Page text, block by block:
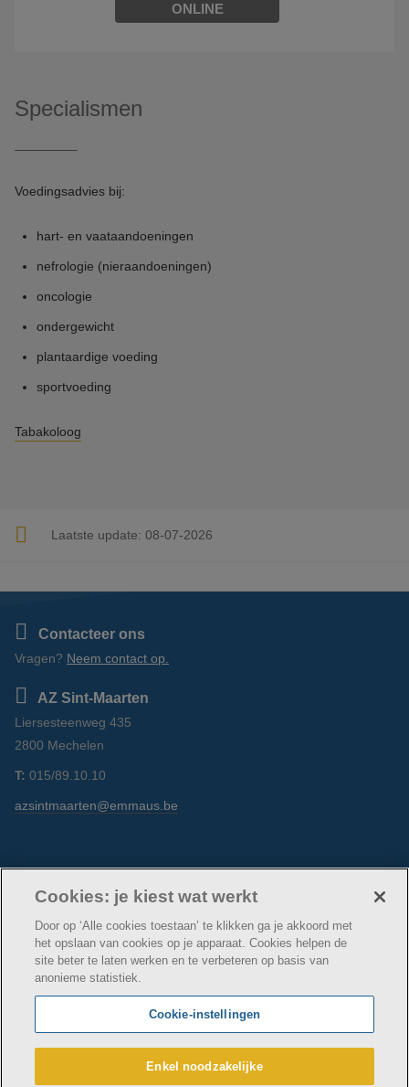
ONLINE
Specialismen
Voedingsadvies bij:
hart- en vaataandoeningen
nefrologie (nieraandoeningen)
oncologie
ondergewicht
plantaardige voeding
sportvoeding
Tabakoloog
Laatste update: 08-07-2026
Contacteer ons
Vragen? Neem contact op.
AZ Sint-Maarten
Liersesteenweg 435
2800 Mechelen
T: 015/89.10.10
azsintmaarten@emmaus.be
© AZ Sint-Maarten
Cookie verklaring
Privacybeleid
Webtoegankelijkheidsverklaring
AZ Sint-Maarten maakt deel uit van
Maatschappelijke zetel Edgard Tinellaan 1c, 2800
Cookies: je kiest wat werkt
Door op ‘Alle cookies toestaan’ te klikken ga je akkoord met
het opslaan van cookies op je apparaat. Cookies helpen de
site beter te laten werken en te verbeteren op basis van
anonieme statistiek.
Cookie-instellingen
Enkel noodzakelijke